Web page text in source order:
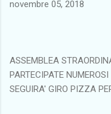
novembre 05, 2018
ASSEMBLEA
PARTECIPATE NUMEROSI
SEGUIRA' GIRO PIZZA